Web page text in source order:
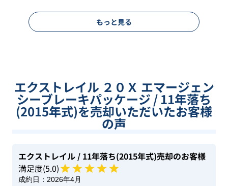
もっと見る
エクストレイル ２０Ｘ エマージェン
シーブレーキパッケージ / 11年落ち
(2015年式)を売却いただいたお客様
の声
エクストレイル / 11年落ち(2015年式)売却のお客様
満足度(5.0)
成約日： 2026年4月